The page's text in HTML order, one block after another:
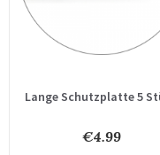
Lange Schutzplatte 5
€4.99